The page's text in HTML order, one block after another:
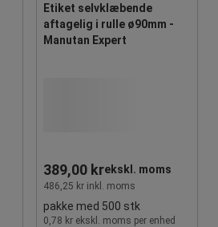
Etiket selvklæbende
aftagelig i rulle ø90mm -
Manutan Expert
389,00 krekskl. moms
486,25 kr inkl. moms
pakke med 500 stk
0,78 kr ekskl. moms per enhed